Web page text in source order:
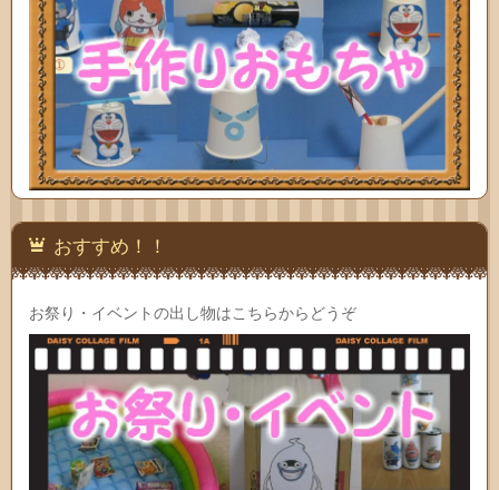
おすすめ！！
お祭り・イベントの出し物はこちらからどうぞ